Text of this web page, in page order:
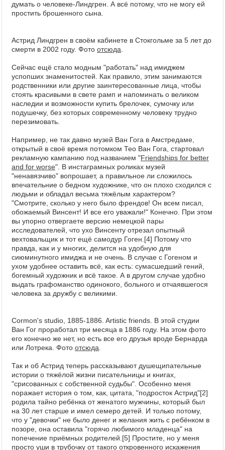
думать о человеке-Линдгрен. А всё потому, что не могу ей
простить брошенного сына.
Астрид Линдгрен в своём кабинете в Стокгольме за 5 лет до
смерти в 2002 году. Фото отсюда
Сейчас ещё стало модным "работать" над имиджем
успопших знаменитостей. Как правило, этим занимаются
родственники или другие заинтересованные лица, чтобы
стоять красивыми в свете рамп и напоминать о великом
наследии и возможности купить брелочек, сумочку или
подушечку, без которых современному человеку трудно
перезимовать.
Например, не так давно музей Ван Гога в Амстредаме,
открытый в своё время потомком Тео Ван Гога, стартовал
рекламную кампанию под названием "Friendships for better
and for worse". В инстаграмных роликах музей
"ненавязчиво" вопрошает, а правильное ли сложилось
впечательние о бедном художнике, что он плохо сходился с
людьми и обладал весьма тяжёлым характером?
"Смотрите, сколько у него было френдов! Он всем писал,
обожаемый Винсент! И все его уважали!" Конечно. При этом
вы упорно отвергаете версию немецкой пары
исследователей, что ухо Винсенту отрезал опытный
вехтовальщик и тот ещё самодур Гоген.[4] Потому что
правда, как и у многих, делится на удобную для
сиюминутного имиджа и не очень. В случае с Гогеном и
ухом удобнее оставить всё, как есть: сумасшедший гений,
богемный художник и всё такое. А в другом случае удобно
выдать графоманство одинокого, больного и отчаявшегося
человека за дружбу с великими.
Cormon's studio, 1885-1886. Artistic friends. В этой студии
Ван Гог проработал три месяца в 1886 году. На этом фото
его конечно же нет, но есть все его друзья вроде Бернарда
или Лотрека. Фото отсюда
Так и об Астрид теперь рассказывают душещипательные
истории о тяжёлой жизни писательницы и книгах,
"срисованных с собственной судьбы". Особенно меня
поражает история о том, как, цитата, "подросток Астрид"[2]
родила тайно ребёнка от женатого мужчины, который был
на 30 лет старше и имел семеро детей. И только потому,
что у "девочки" не было денег и желания жить с ребёнком в
позоре, она оставила "горячо любимого младенца" на
попечение приёмных родителей.[5] Простите, но у меня
просто уши в трубочку от такого откровенного искажения